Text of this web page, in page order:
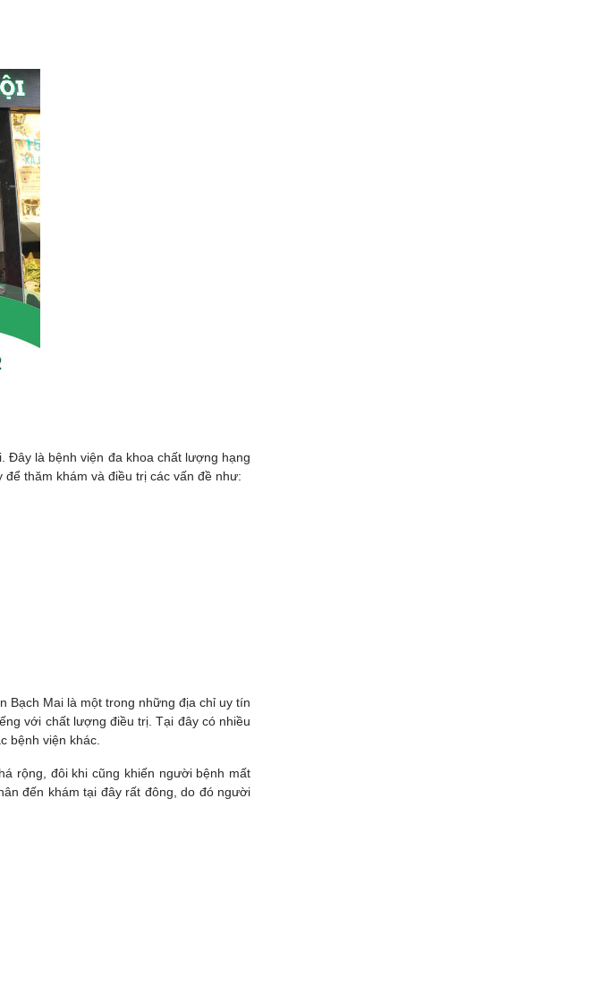
Đây là bệnh viện đa khoa chất lượng hạng
thăm khám và điều trị các vấn đề như:
Bạch Mai là một trong những địa chỉ uy tín
với chất lượng điều trị. Tại đây có nhiều
bệnh viện khác.
rộng, đôi khi cũng khiến người bệnh mất
đến khám tại đây rất đông, do đó người